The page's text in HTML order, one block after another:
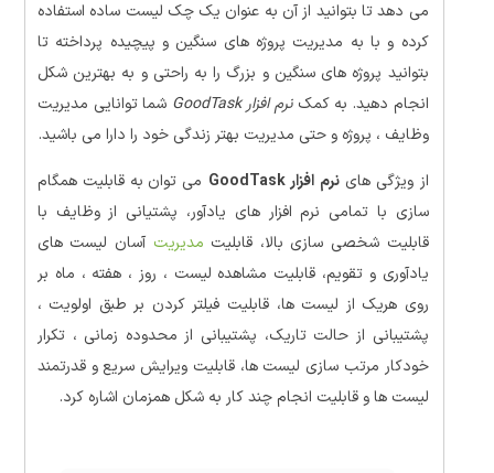
می دهد تا بتوانید از آن به عنوان یک چک لیست ساده استفاده
کرده و با به مدیریت پروژه های سنگین و پیچیده پرداخته تا
بتوانید پروژه های سنگین و بزرگ را به راحتی و به بهترین شکل
انجام دهید. به کمکنرم افزار GoodTask
شما توانایی مدیریت
وظایف ، پروژه و حتی مدیریت بهتر زندگی خود را دارا می باشید.
از ویژگی هاینرم افزار GoodTask می توان به قابلیت همگام
سازی با تمامی نرم افزار های یادآور، پشتیانی از وظایف با
قابلیت شخصی سازی بالا، قابلیت مدیریت آسان لیست های
یادآوری و تقویم، قابلیت مشاهده لیست ، روز ، هفته ، ماه بر
روی هریک از لیست ها، قابلیت فیلتر کردن بر طبق اولویت ،
پشتیبانی از حالت تاریک، پشتیبانی از محدوده زمانی ، تکرار
خودکار مرتب سازی لیست ها، قابلیت ویرایش سریع و قدرتمند
لیست ها و قابلیت انجام چند کار به شکل همزمان اشاره کرد.